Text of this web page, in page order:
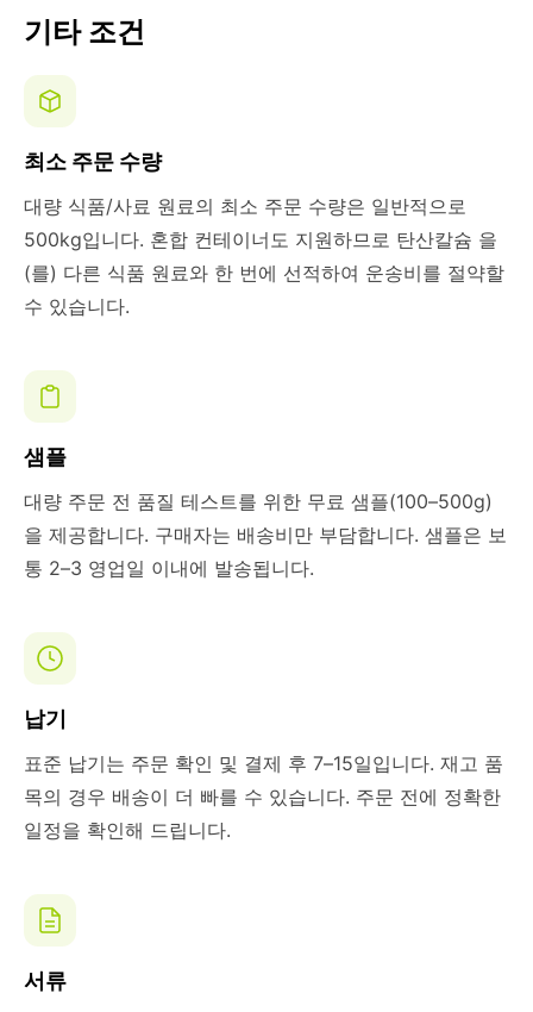
기타 조건
최소 주문 수량
대량 식품/사료 원료의 최소 주문 수량은 일반적으로
500kg입니다. 혼합 컨테이너도 지원하므로 탄산칼슘 을
(를) 다른 식품 원료와 한 번에 선적하여 운송비를 절약할
수 있습니다.
샘플
대량 주문 전 품질 테스트를 위한 무료 샘플(100–500g)
을 제공합니다. 구매자는 배송비만 부담합니다. 샘플은 보
통 2–3 영업일 이내에 발송됩니다.
납기
표준 납기는 주문 확인 및 결제 후 7–15일입니다. 재고 품
목의 경우 배송이 더 빠를 수 있습니다. 주문 전에 정확한
일정을 확인해 드립니다.
서류